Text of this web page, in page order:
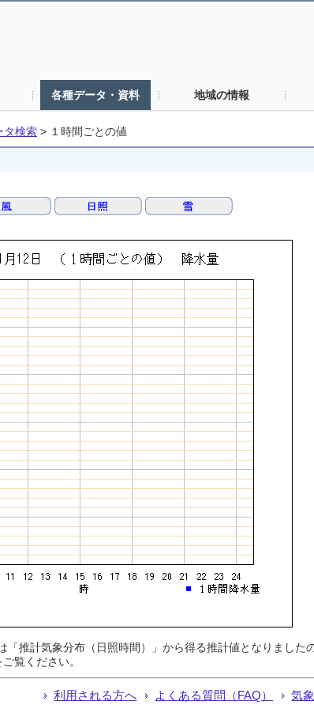
各種データ・資料 地域の情報
タ検索 > １時間ごとの値
推計気象分布（日照時間）」から得る推計値となりました
ご覧ください。
利用される方へ よくある質問（FAQ） 気